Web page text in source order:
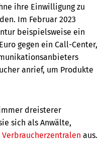
ihre Einwilligung zu
Im Februar 2023
beispielsweise ein
gegen ein Call-Center,
anrief, um Produkte
dreisterer
sich als Anwälte,
Verbraucherzentralen aus.